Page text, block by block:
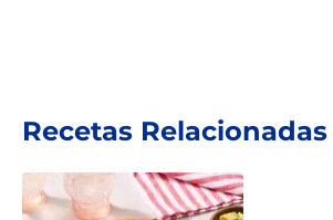
Recetas Relacionadas